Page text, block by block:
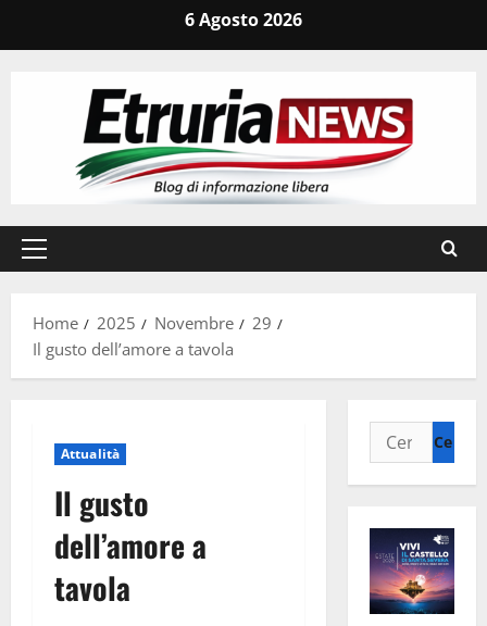
6 Agosto 2026
Menu
Home
2025 Novembre
29
Il gusto dell’amore a tavola
Attualità
Il gusto
dell’amore a
tavola
Ricerca
per: